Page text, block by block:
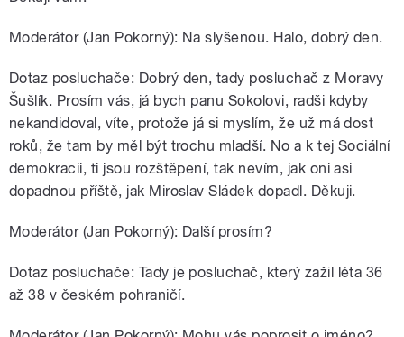
Moderátor (Jan Pokorný): Na slyšenou. Halo, dobrý den.
Dotaz posluchače: Dobrý den, tady posluchač z Moravy
Šušlík. Prosím vás, já bych panu Sokolovi, radši kdyby
nekandidoval, víte, protože já si myslím, že už má dost
roků, že tam by měl být trochu mladší. No a k tej Sociální
demokracii, ti jsou rozštěpení, tak nevím, jak oni asi
dopadnou příště, jak Miroslav Sládek dopadl. Děkuji.
Moderátor (Jan Pokorný): Další prosím?
Dotaz posluchače: Tady je posluchač, který zažil léta 36
až 38 v českém pohraničí.